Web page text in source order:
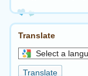
Translate
Select
a
Translate